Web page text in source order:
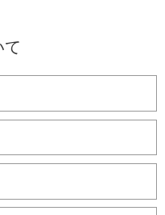
セアニア、アメリ
館、ホテル、そして
方によるブログをご
？スタッフ一押しの
ます！
て